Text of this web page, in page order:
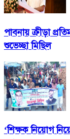
পাবনায় ক্রীড়া
শুভেচ্ছা মিছিল
‘শিক্ষক নিয়োগ নিয়ে